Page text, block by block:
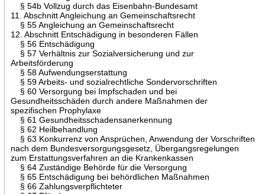
§ 54b Vollzug durch das Eisenbahn-Bundesamt
11. Abschnitt Angleichung an Gemeinschaftsrecht
§ 55 Angleichung an Gemeinschaftsrecht
12. Abschnitt Entschädigung in besonderen Fällen
§ 56 Entschädigung
§ 57 Verhältnis zur Sozialversicherung und zur
Arbeitsförderung
§ 58 Aufwendungserstattung
§ 59 Arbeits- und sozialrechtliche Sondervorschriften
§ 60 Versorgung bei Impfschaden und bei
Gesundheitsschäden durch andere Maßnahmen der
spezifischen Prophylaxe
§ 61 Gesundheitsschadensanerkennung
§ 62 Heilbehandlung
§ 63 Konkurrenz von Ansprüchen, Anwendung der Vorschriften
nach dem Bundesversorgungsgesetz, Übergangsregelungen
zum Erstattungsverfahren an die Krankenkassen
§ 64 Zuständige Behörde für die Versorgung
§ 65 Entschädigung bei behördlichen Maßnahmen
§ 66 Zahlungsverpflichteter